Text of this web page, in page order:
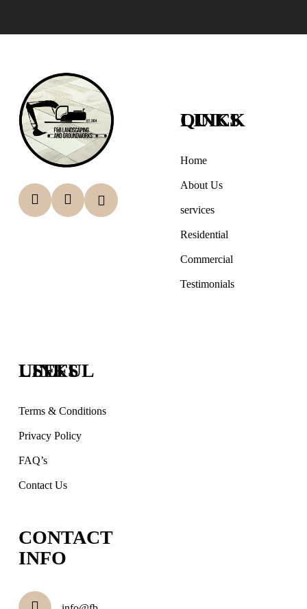
QUICK LINKS
Home
About Us
services
Residential
Commercial
Testimonials
USEFUL LINKS
Terms & Conditions
Privacy Policy
FAQ’s
Contact Us
CONTACT
INFO